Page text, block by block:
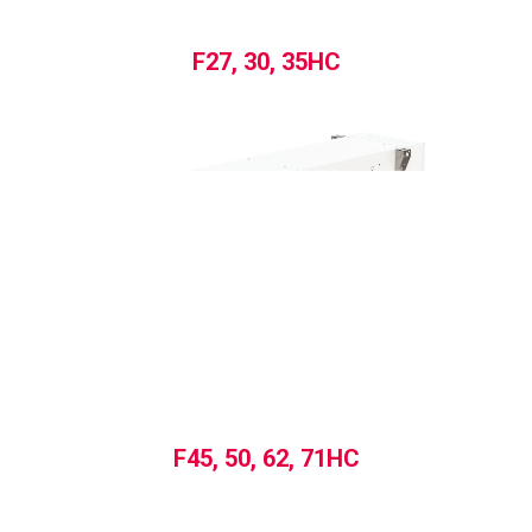
F27, 30, 35HC
F45, 50, 62, 71HC